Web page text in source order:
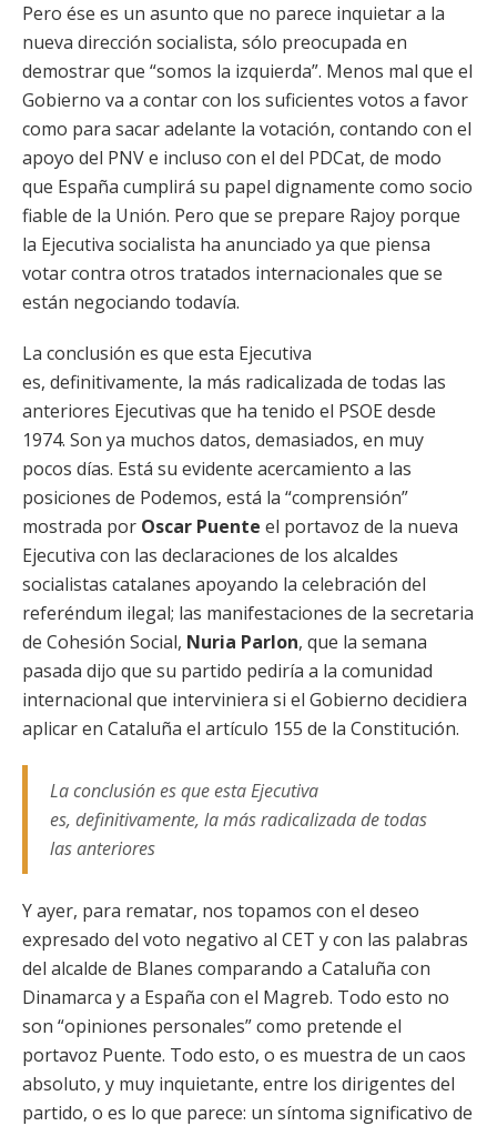
Pero ése es un asunto que no parece inquietar a la
nueva dirección socialista, sólo preocupada en
demostrar que “somos la izquierda”. Menos mal que el
Gobierno va a contar con los suficientes votos a favor
como para sacar adelante la votación, contando con el
apoyo del PNV e incluso con el del PDCat, de modo
que España cumplirá su papel dignamente como socio
fiable de la Unión. Pero que se prepare Rajoy porque
la Ejecutiva socialista ha anunciado ya que piensa
votar contra otros tratados internacionales que se
están negociando todavía.
La conclusión es que esta Ejecutiva
es, definitivamente, la más radicalizada de todas las
anteriores Ejecutivas que ha tenido el PSOE desde
1974. Son ya muchos datos, demasiados, en muy
pocos días. Está su evidente acercamiento a las
posiciones de Podemos, está la “comprensión”
mostrada por Oscar Puente el portavoz de la nueva
Ejecutiva con las declaraciones de los alcaldes
socialistas catalanes apoyando la celebración del
referéndum ilegal; las manifestaciones de la secretaria
de Cohesión Social, Nuria Parlon, que la semana
pasada dijo que su partido pediría a la comunidad
internacional que interviniera si el Gobierno decidiera
aplicar en Cataluña el artículo 155 de la Constitución.
La conclusión es que esta Ejecutiva
es, definitivamente, la más radicalizada de todas
las anteriores
Y ayer, para rematar, nos topamos con el deseo
expresado del voto negativo al CET y con las palabras
del alcalde de Blanes comparando a Cataluña con
Dinamarca y a España con el Magreb. Todo esto no
son “opiniones personales” como pretende el
portavoz Puente. Todo esto, o es muestra de un caos
absoluto, y muy inquietante, entre los dirigentes del
partido, o es lo que parece: un síntoma significativo de